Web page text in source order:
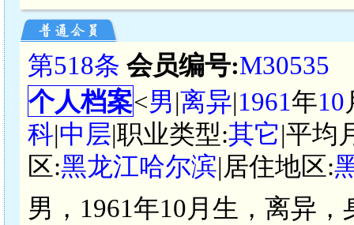
第518条 会员编号:M30535
个人档案<男|离异|1961年10
科|中层|职业类型:其它|平均
区:黑龙江哈尔滨|居住地区:
男，1961年10月生，离异